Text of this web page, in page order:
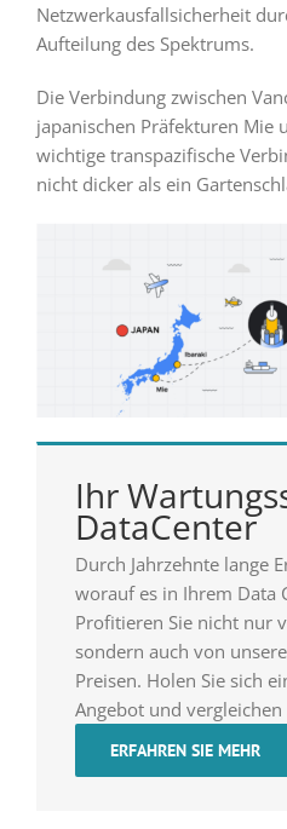
Netzwerkausfallsicherheit
Aufteilung des Spektrums.
Die Verbindung zwischen
japanischen Präfekturen Mie
wichtige transpazifische
nicht dicker als ein
Ihr
DataCenter
Durch Jahrzehnte lange
worauf es in Ihrem Data
Profitieren Sie nicht nur
sondern auch von
Preisen. Holen Sie sich
Angebot und vergleichen
ERFAHREN SIE MEHR